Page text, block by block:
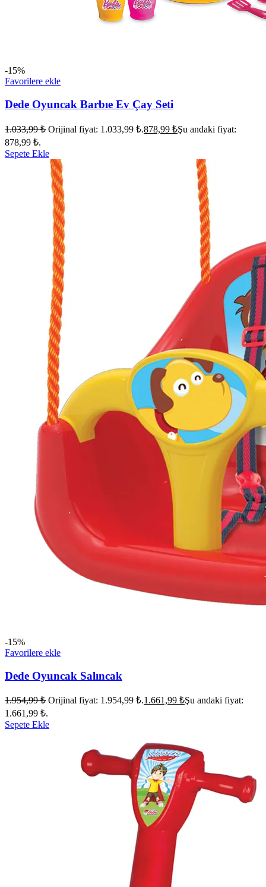
-15%
Favorilere ekle
Dede Oyuncak Barbıe Ev Çay Seti
1.033,99₺ Orijinal fiyat: 1.033,99 ₺.878,99 ₺Şu andaki fiyat:
878,99 ₺.
Sepete Ekle
-15%
Favorilere ekle
Dede Oyuncak Salıncak
1.954,99₺ Orijinal fiyat: 1.954,99 ₺.1.661,99 ₺Şu andaki fiyat:
1.661,99 ₺.
Sepete Ekle